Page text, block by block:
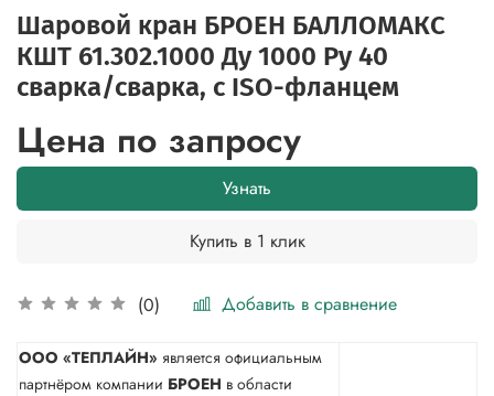
Шаровой кран БРОЕН БАЛЛОМАКС
КШТ 61.302.1000 Ду 1000 Ру 40
сварка/cварка, с ISO-фланцем
(0) Добавить в сравнение
Цена по запросу
Узнать
Купить в 1 клик
ООО «ТЕПЛАЙН» является официальным
партнёром компании БРОЕН в области